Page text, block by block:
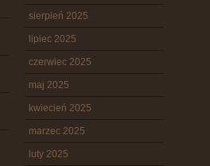
sierpień 2025
lipiec 2025
czerwiec 2025
maj 2025
kwiecień 2025
marzec 2025
luty 2025